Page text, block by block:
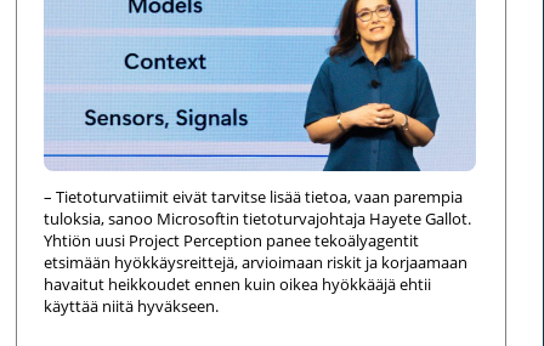
– Tietoturvatiimit eivät tarvitse lisää tietoa, vaan parempia
tuloksia, sanoo Microsoftin tietoturvajohtaja Hayete Gallot.
Yhtiön uusi Project Perception panee tekoälyagentit
etsimään hyökkäysreittejä, arvioimaan riskit ja korjaamaan
havaitut heikkoudet ennen kuin oikea hyökkääjä ehtii
käyttää niitä hyväkseen.